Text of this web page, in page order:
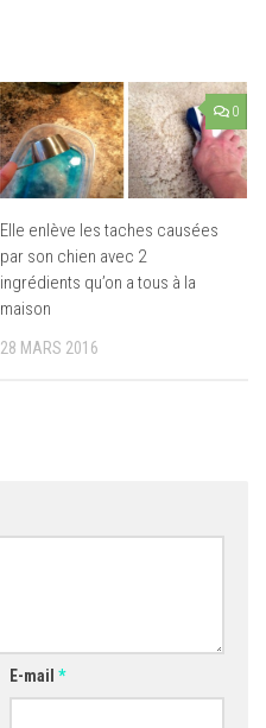
0
Elle enlève les taches causées
par son chien avec 2
ingrédients qu’on a tous à la
maison
28 MARS 2016
E-mail *